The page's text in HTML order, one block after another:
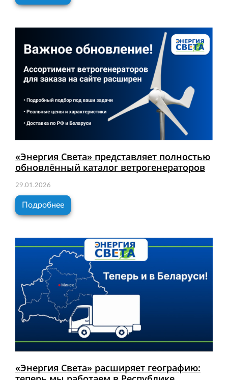
«Энергия Света» представляет полностью
обновлённый каталог ветрогенераторов
29.01.2026
Подробнее
«Энергия Света» расширяет географию: